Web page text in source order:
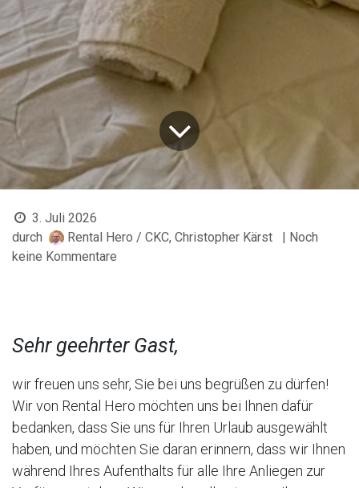
3. Juli 2026
durch
Rental Hero / CKC, Christopher Kärst
| Noch
keine Kommentare
Sehr geehrter Gast,
wir freuen uns sehr, Sie bei uns begrüßen zu dürfen!
Wir von Rental Hero möchten uns bei Ihnen dafür
bedanken, dass Sie uns für Ihren Urlaub ausgewählt
haben, und möchten Sie daran erinnern, dass wir Ihnen
während Ihres Aufenthalts für alle Ihre Anliegen zur